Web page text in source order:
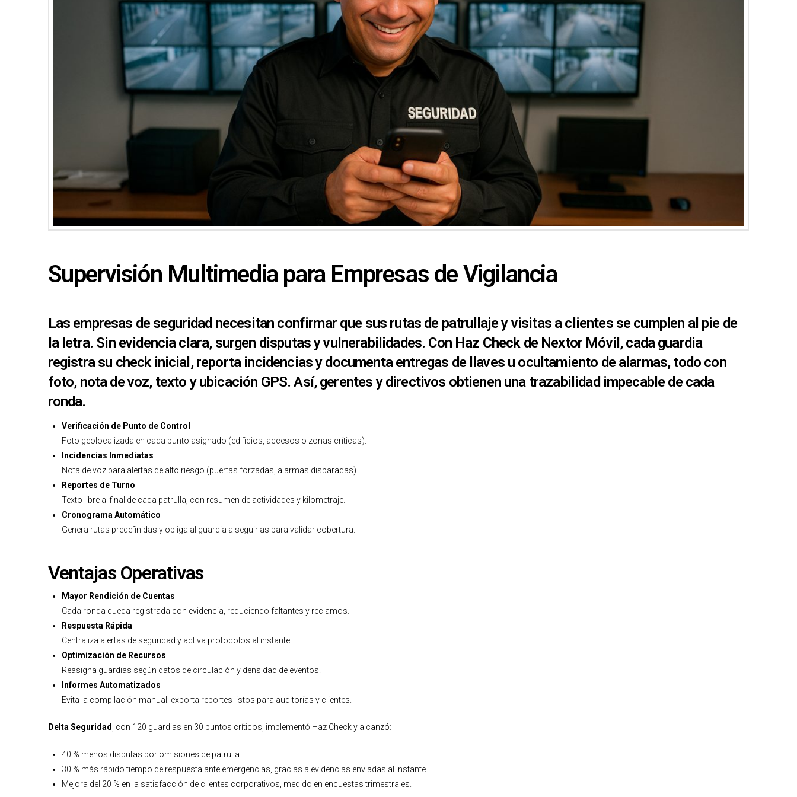
Supervisión Multimedia para Empresas de Vigilancia
Las empresas de seguridad necesitan confirmar que sus rutas de patrullaje y visitas a clientes se cumplen al pie de
la letra. Sin evidencia clara, surgen disputas y vulnerabilidades. Con Haz Checkde Nextor Móvil, cada guardia
registra su check inicial, reporta incidencias y documenta entregas de llaves u ocultamiento de alarmas, todo con
foto, nota de voz, texto y ubicación GPS. Así, gerentes y directivos obtienen una trazabilidad impecable de cada
ronda.
Verificación de Punto de Control
Foto geolocalizada en cada punto asignado (edificios, accesos o zonas críticas).
Incidencias Inmediatas
Nota de voz para alertas de alto riesgo (puertas forzadas, alarmas disparadas).
Reportes de Turno
Texto libre al final de cada patrulla, con resumen de actividades y kilometraje.
Cronograma Automático
Genera rutas predefinidas y obliga al guardia a seguirlas para validar cobertura.
Ventajas Operativas
Mayor Rendición de Cuentas
Cada ronda queda registrada con evidencia, reduciendo faltantes y reclamos.
Respuesta Rápida
Centraliza alertas de seguridad y activa protocolos al instante.
Optimización de Recursos
Reasigna guardias según datos de circulación y densidad de eventos.
Informes Automatizados
Evita la compilación manual: exporta reportes listos para auditorías y clientes.
Delta Seguridad, con 120 guardias en 30 puntos críticos, implementó Haz Check y alcanzó:
40 % menos disputas por omisiones de patrulla.
30 % más rápido tiempo de respuesta ante emergencias, gracias a evidencias enviadas al instante.
Mejora del 20 % en la satisfacción de clientes corporativos, medido en encuestas trimestrales.